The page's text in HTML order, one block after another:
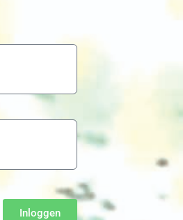
Inloggen